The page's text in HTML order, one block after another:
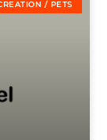
/ PETS